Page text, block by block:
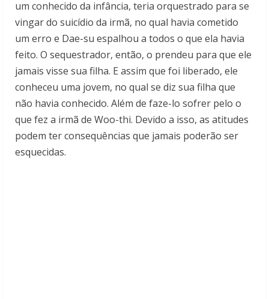
um conhecido da infância, teria orquestrado para se
vingar do suicídio da irmã, no qual havia cometido
um erro e Dae-su espalhou a todos o que ela havia
feito. O sequestrador, então, o prendeu para que ele
jamais visse sua filha. E assim que foi liberado, ele
conheceu uma jovem, no qual se diz sua filha que
não havia conhecido. Além de faze-lo sofrer pelo o
que fez a irmã de Woo-thi. Devido a isso, as atitudes
podem ter consequências que jamais poderão ser
esquecidas.